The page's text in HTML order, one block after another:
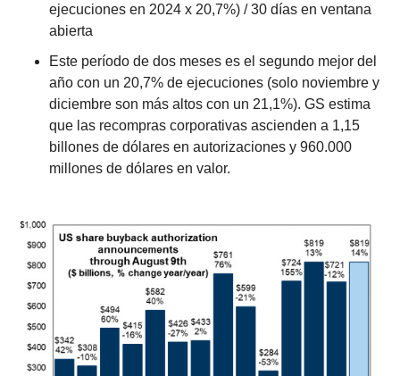
ejecuciones en 2024 x 20,7%) / 30 días en ventana
abierta
Este período de dos meses es el segundo mejor del
año con un 20,7% de ejecuciones (solo noviembre y
diciembre son más altos con un 21,1%). GS estima
que las recompras corporativas ascienden a 1,15
billones de dólares en autorizaciones y 960.000
millones de dólares en valor.